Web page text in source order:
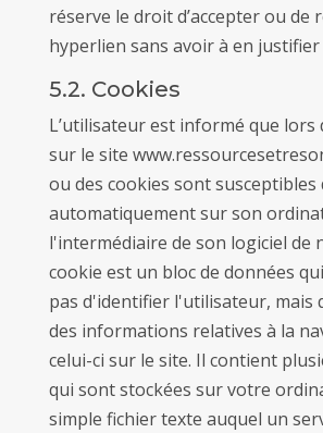
réserve le droit d’accepter ou de
hyperlien sans avoir à en justifier
5.2. Cookies
L’utilisateur est informé que lors
sur le site
ou des cookies sont susceptibles
automatiquement sur son
l'intermédiaire de son logiciel de
cookie est un bloc de données
pas d'identifier l'utilisateur, mais
des informations relatives à la
celui-ci sur le site. Il contient
qui sont stockées sur votre
simple fichier texte auquel un